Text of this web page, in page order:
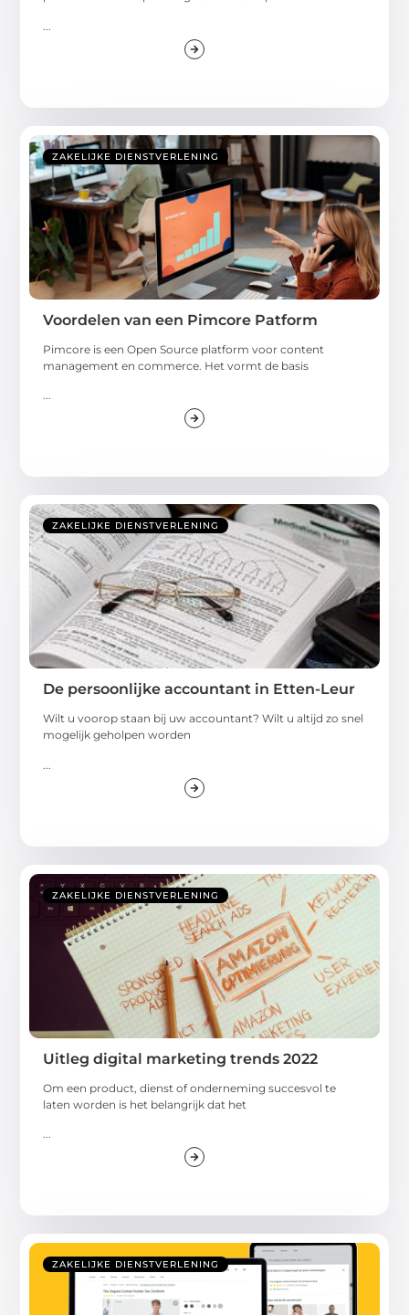
ZAKELIJKE DIENSTVERLENING
Voordelen van een Pimcore Patform
Pimcore is een Open Source platform voor content
management en commerce. Het vormt de basis
...
ZAKELIJKE DIENSTVERLENING
De persoonlijke accountant in Etten-Leur
Wilt u voorop staan bij uw accountant? Wilt u altijd zo snel
mogelijk geholpen worden
ZAKELIJKE DIENSTVERLENING
Uitleg digital marketing trends 2022
Om een product, dienst of onderneming succesvol te
laten worden is het belangrijk dat het
ZAKELIJKE DIENSTVERLENING